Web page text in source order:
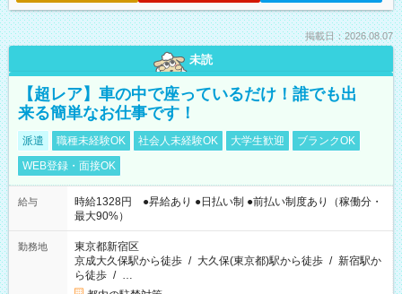
掲載日：2026.08.07
未読
【超レア】車の中で座っているだけ！誰でも出
来る簡単なお仕事です！
派遣 職種未経験OK 社会人未経験OK 大学生歓迎
ブランクOK
WEB登録・面接OK
給与
時給1328円 ●昇給あり ●日払い制 ●前払い制度あり（稼働分・
最大90%）
勤務地
東京都新宿区
京成大久保駅から徒歩 / 大久保(東京都)駅から徒歩 / 新宿駅か
ら徒歩 / …